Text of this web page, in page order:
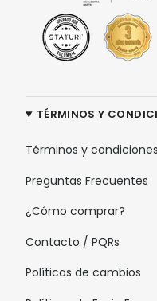
TÉRMINOS Y
Términos y condiciones
Preguntas Frecuentes
¿Cómo comprar?
Contacto / PQRs
Políticas de cambios